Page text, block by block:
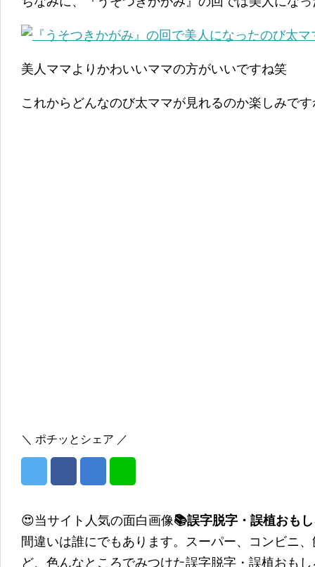
美人ママよりかわいいママの方がいいですね笑
これからどんなのび太ママが見れるのか楽しみです
＼ ポチッとシェア ／
😍当サイト人気の面白画像📚誤字脱字・誤植おも
間違いは誰にでもあります。スーパー、コンビニ
ど、色んなところでみつけた誤字脱字・誤植おも